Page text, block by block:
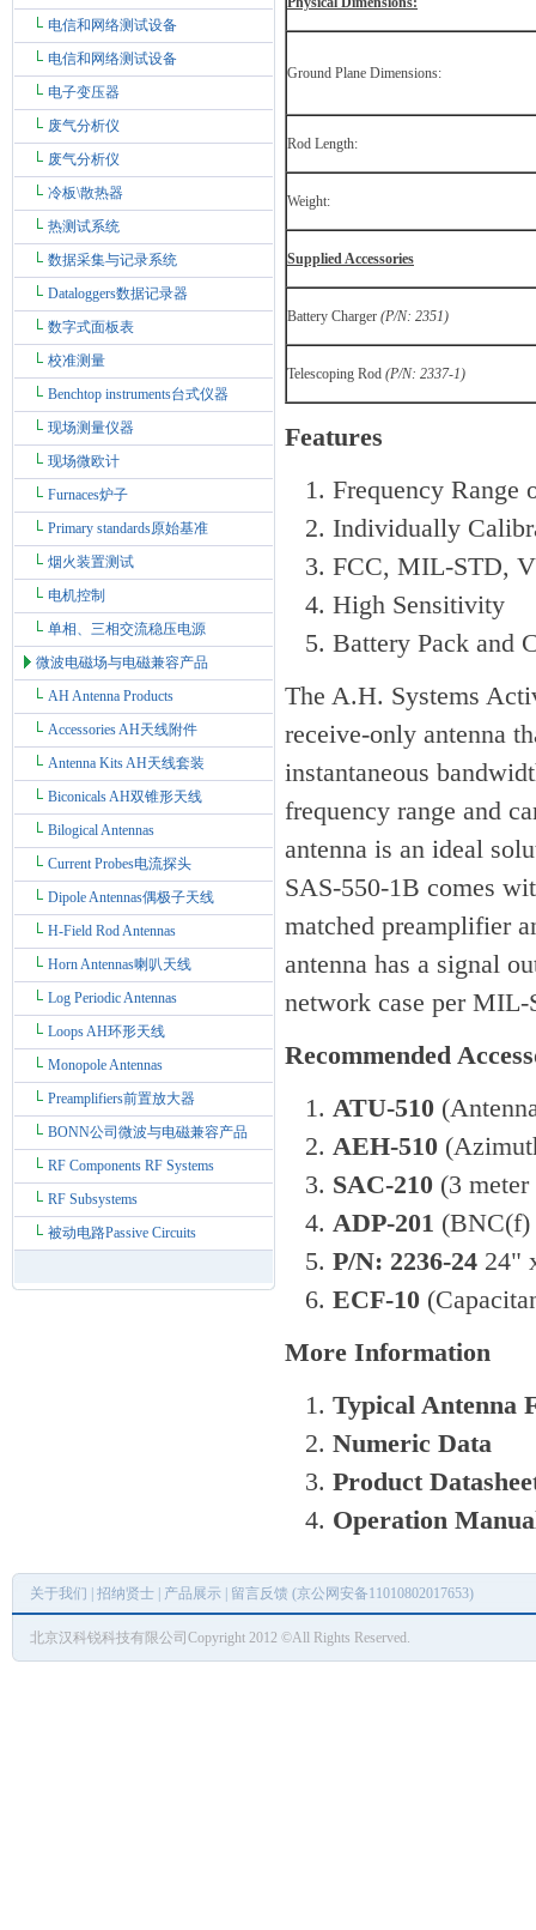
电信和网络测试设备
电信和网络测试设备
电子变压器
废气分析仪
废气分析仪
冷板\散热器
热测试系统
数据采集与记录系统
Dataloggers数据记录器
数字式面板表
校准测量
Benchtop instruments台式仪器
现场测量仪器
现场微欧计
Furnaces炉子
Primary standards原始基准
烟火装置测试
电机控制
单相、三相交流稳压电源
微波电磁场与电磁兼容产品
AH Antenna Products
Accessories AH天线附件
Antenna Kits AH天线套装
Biconicals AH双锥形天线
Bilogical Antennas
Current Probes电流探头
Dipole Antennas偶极子天线
H-Field Rod Antennas
Horn Antennas喇叭天线
Log Periodic Antennas
Loops AH环形天线
Monopole Antennas
Preamplifiers前置放大器
BONN公司微波与电磁兼容产品
RF Components RF Systems
RF Subsystems
被动电路Passive Circuits
Ground Plane Dimensions:
Rod Length:
Weight:
Supplied Accessories
Battery Charger (P/N: 2351)
Telescoping Rod (P/N: 2337-1)
Features
Frequency
Individually
FCC, MIL-STD,
High Sensitivity
Battery Pack and
The A.H. Systems
receive-only antenna
instantaneous
frequency range and
antenna is an ideal
SAS-550-1B comes
matched preamplifier
antenna has a signal
network case per MIL-
Recommended
ATU-510
AEH-510
SAC-210 (3
ADP-201 (BNC(f)
P/N: 2236-24 24"
ECF-10
More Information
Typical Antenna
Numeric Data
Product
Operation
关于我们 招纳贤士 产品展示 留言反馈 (京公网安备11010802017653)
北京汉科锐科技有限公司Copyright 2012 ©All Rights Reserved.